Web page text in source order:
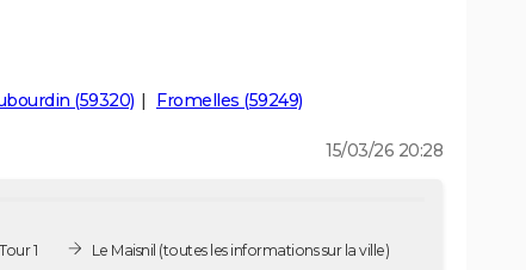
(59320) Fromelles (59249)
15/03/26 20:28
1
Le Maisnil (toutes les informations sur la ville)